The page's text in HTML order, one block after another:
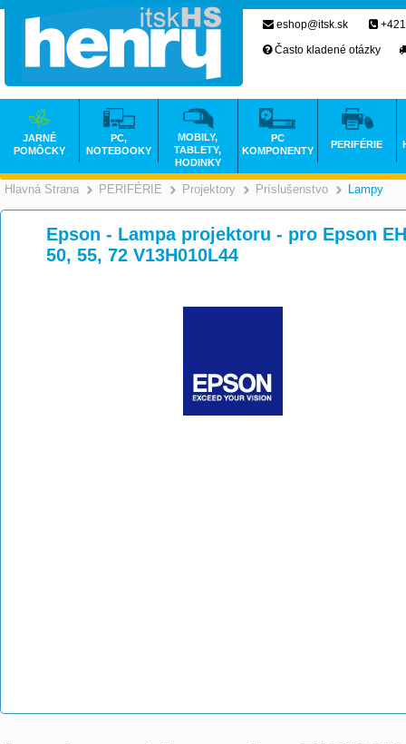
Hlavná Strana >
PERIFÉRIE >
Projektory >
Príslušenstvo Lampy
Epson - Lampa projektoru - pro Epson
50, 55, 72 V13H010L44
eshop@itsk.sk
Často kladené otázky
JARNÉ
POMÔCKY
PC,
NOTEBOOKY
MOBILY,
TABLETY,
HODINKY
PC
KOMPONENTY
PERIFÉRIE